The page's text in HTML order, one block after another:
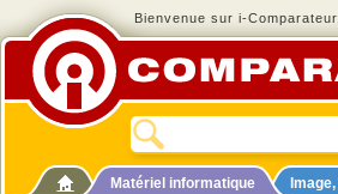
Bienvenue sur i-
Matériel informatique